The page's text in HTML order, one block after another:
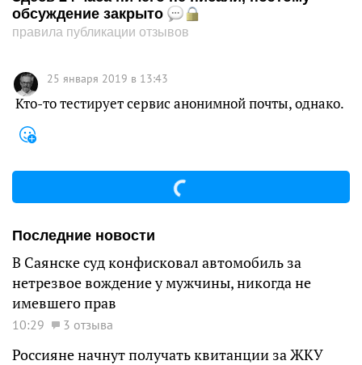
обсуждение закрыто
правила публикации отзывов
25 января 2019 в 13:43
Кто-то тестирует сервис анонимной почты, однако.
Последние новости
В Саянске суд конфисковал автомобиль за
нетрезвое вождение у мужчины, никогда не
имевшего прав
10:29 3 отзыва
Россияне начнут получать квитанции за ЖКУ